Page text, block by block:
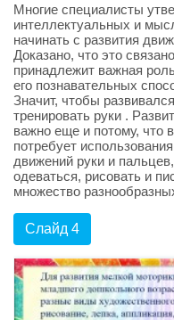
Многие специалисты
интеллектуальных и
начинать с развития
Доказано, что это
принадлежит важная
его познавательных
Значит, чтобы
тренировать руки .
важно еще и потому, что
потребует
движений руки и
одеваться, рисовать и
множество
Слайд 4